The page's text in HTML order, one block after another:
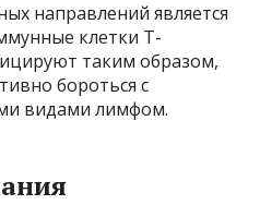
направлений является
клетки Т-
таким образом,
бороться с
видами лимфом.